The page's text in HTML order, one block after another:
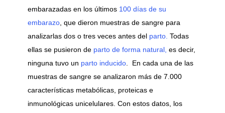
embarazadas en los últimos100 días de su
embarazo, que dieron muestras de sangre para
analizarlas dos o tres veces antes del parto. Todas
ellas se pusieron departo de forma natural, es decir,
ninguna tuvo un parto inducido. En cada una de las
muestras de sangre se analizaron más de 7.000
características metabólicas, proteicas e
inmunológicas unicelulares. Con estos datos, los